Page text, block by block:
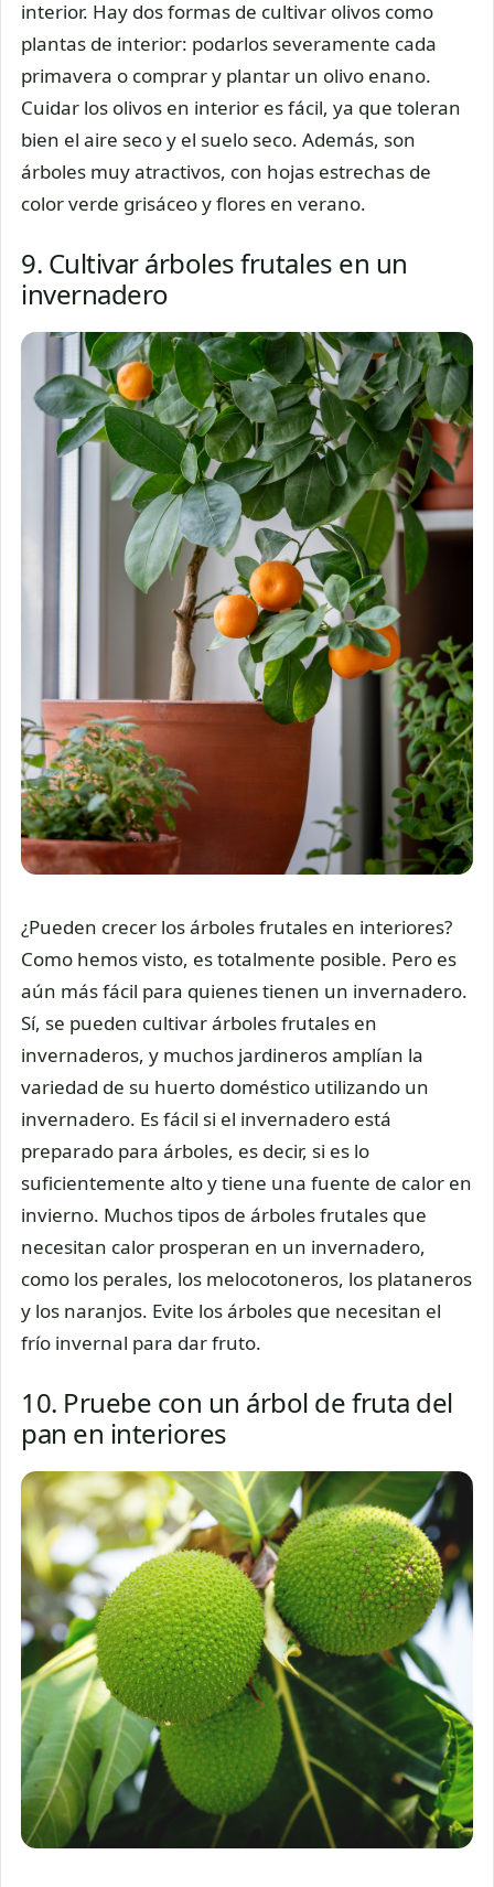
interior. Hay dos formas de cultivar olivos como
plantas de interior: podarlos severamente cada
primavera o comprar y plantar un olivo enano.
Cuidar los olivos en interior es fácil, ya que toleran
bien el aire seco y el suelo seco. Además, son
árboles muy atractivos, con hojas estrechas de
color verde grisáceo y flores en verano.
9. Cultivar árboles frutales en un
invernadero
¿Pueden crecer los árboles frutales en interiores?
Como hemos visto, es totalmente posible. Pero es
aún más fácil para quienes tienen un invernadero.
Sí, se pueden cultivar árboles frutales en
invernaderos, y muchos jardineros amplían la
variedad de su huerto doméstico utilizando un
invernadero. Es fácil si el invernadero está
preparado para árboles, es decir, si es lo
suficientemente alto y tiene una fuente de calor en
invierno. Muchos tipos de árboles frutales que
necesitan calor prosperan en un invernadero,
como los perales, los melocotoneros, los plataneros
y los naranjos. Evite los árboles que necesitan el
frío invernal para dar fruto.
10. Pruebe con un árbol de fruta del
pan en interiores